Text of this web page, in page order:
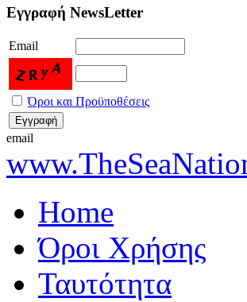
Εγγραφή NewsLetter
Email
Όροι και Προϋποθέσεις
email
Home
Όροι Χρήσης
Ταυτότητα